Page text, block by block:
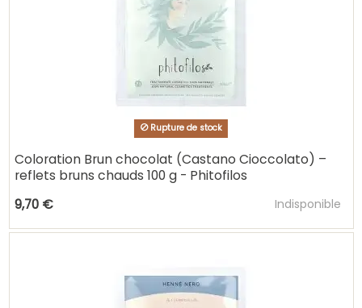
Rupture de stock
Coloration Brun chocolat (Castano Cioccolato) –
reflets bruns chauds 100 g - Phitofilos
9,70 €
Indisponible
Ajouter au